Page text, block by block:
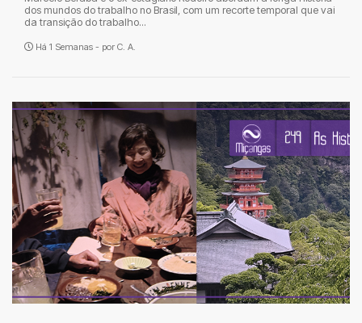
dos mundos do trabalho no Brasil, com um recorte temporal que vai
da transição do trabalho...
Há 1 Semanas - por C. A.